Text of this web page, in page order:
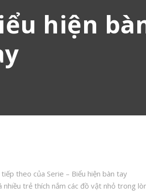
hiện
tiếp theo của Serie – Biểu hiện bàn tay
nhiều trẻ thích nắm các đồ vật nhỏ trong